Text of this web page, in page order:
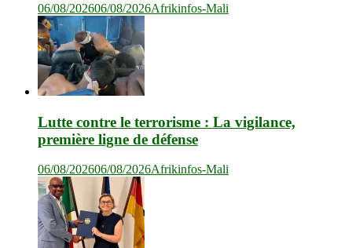
06/08/202606/08/2026Afrikinfos-Mali
Lutte contre le terrorisme : La vigilance,
première ligne de défense
06/08/202606/08/2026Afrikinfos-Mali